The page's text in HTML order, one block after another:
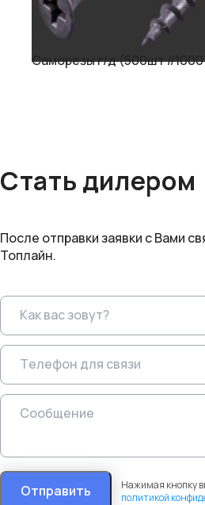
Саморезы г/д (500шт //
Стать дилером
После отправки заявки с Вами
Топлайн.
Отправить
Нажимая кнопку
политикой